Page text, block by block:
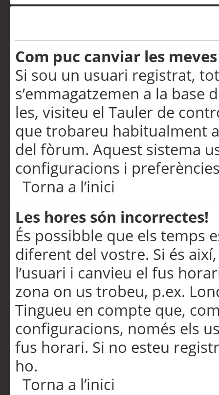
Com puc canviar les
Si sou un usuari registrat,
s’emmagatzemen a la
les, visiteu el Tauler de
que trobareu habitualment
del fòrum. Aquest sistema
configuracions i
Torna a l’inici
Les hores són incorrectes!
És possibble que els temps
diferent del vostre. Si és
l’usuari i canvieu el fus
zona on us trobeu, p.ex.
Tingueu en compte que,
configuracions, només els
fus horari. Si no esteu
ho.
Torna a l’inici